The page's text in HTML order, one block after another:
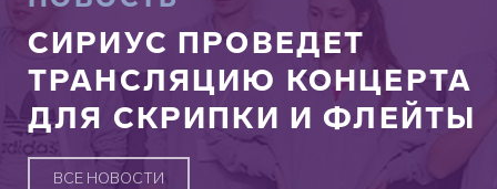
СИРИУС ПРОВЕДЕТ
ТРАНСЛЯЦИЮ КОНЦЕРТА
ДЛЯ СКРИПКИ И ФЛЕЙТЫ
ВСЕ НОВОСТИ